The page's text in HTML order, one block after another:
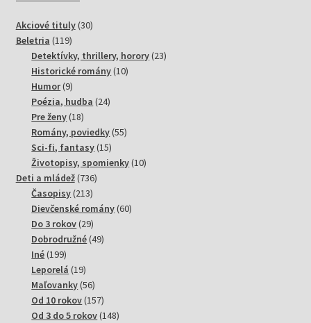
Akciové tituly 3030
Beletria 119119
produktov
Detektívky, thrillery, horory 2323
Historické romány 1010
Humor 99
produktov
Poézia, hudba 2424
Pre ženy 1818
produktov
Romány, poviedky 5555
Sci-fi, fantasy 1515
produktov
Životopisy, spomienky 1010
Deti a mládež 736736
Časopisy 213213
produktov
Dievčenské romány 6060
Do 3 rokov 2929
produktov
Dobrodružné 4949
Iné 199199
produktov
Leporelá 1919
produktov
Maľovanky 5656
produktov
Od 10 rokov 157157
produktov
Od 3 do 5 rokov 148148